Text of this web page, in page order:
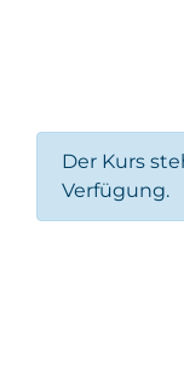
Der Kurs
Verfügung.